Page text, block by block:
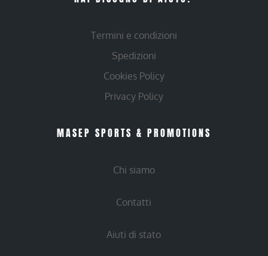
Termini e condizioni
Spedizioni
Cookies Policy
Privacy Policy
MASEP SPORTS & PROMOTIONS
Chi siamo
Contatti
Aiuti di stato